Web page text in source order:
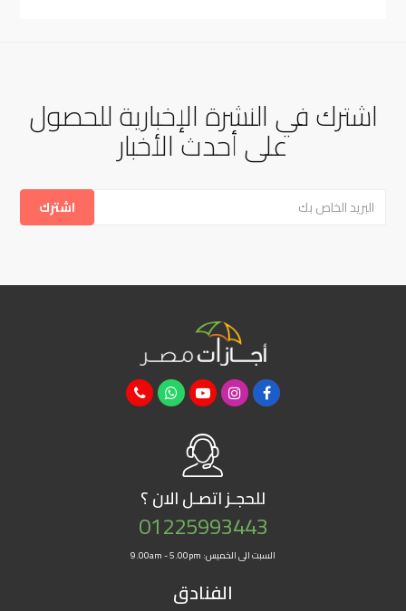
اشترك في النشرة الإخبارية للحصول
على أحدث الأخبار
للحجـزاتصـل الان ؟
01225993443
السبت الى الخميس: 9.00am - 5.00pm
الفنادق